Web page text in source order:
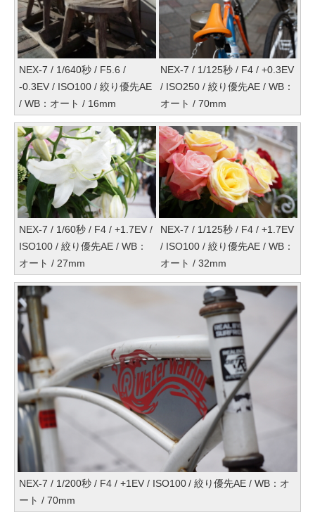
NEX-7 / 1/640秒 / F5.6 /
-0.3EV / ISO100 / 絞り優先AE
/ WB：オート / 16mm
NEX-7 / 1/125秒 / F4 / +0.3EV
/ ISO250 / 絞り優先AE / WB：
オート / 70mm
NEX-7 / 1/60秒 / F4 / +1.7EV /
ISO100 / 絞り優先AE / WB：
オート / 27mm
NEX-7 / 1/125秒 / F4 / +1.7EV
/ ISO100 / 絞り優先AE / WB：
オート / 32mm
NEX-7 / 1/200秒 / F4 / +1EV / ISO100 / 絞り優先AE / WB：オ
ート / 70mm